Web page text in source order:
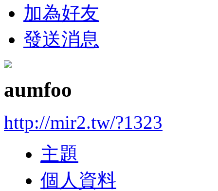
加為好友
發送消息
aumfoo
http://mir2.tw/?1323
主題
個人資料